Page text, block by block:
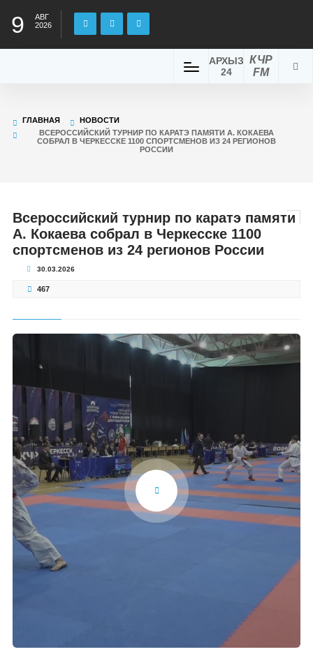
9
АВГ
2026
КЧР
FM
АРХЫЗ
24
ГЛАВНАЯ
НОВОСТИ
ВСЕРОССИЙСКИЙ ТУРНИР ПО КАРАТЭ ПАМЯТИ А. КОКАЕВА
СОБРАЛ В ЧЕРКЕССКЕ 1100 СПОРТСМЕНОВ ИЗ 24 РЕГИОНОВ
РОССИИ
Всероссийский турнир по каратэ памяти
А. Кокаева собрал в Черкесске 1100
спортсменов из 24 регионов России
30.03.2026
467